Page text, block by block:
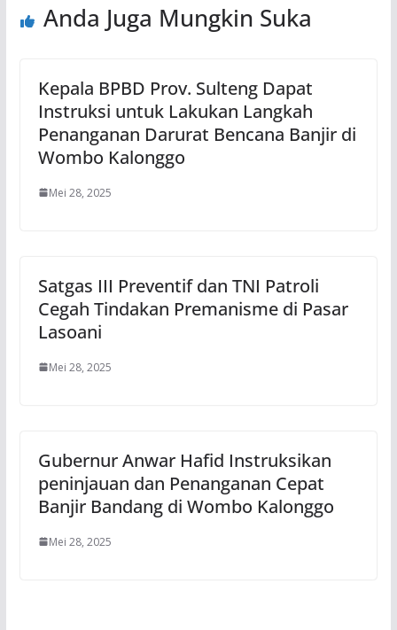
Anda Juga Mungkin Suka
Kepala BPBD Prov. Sulteng Dapat
Instruksi untuk Lakukan Langkah
Penanganan Darurat Bencana Banjir di
Wombo Kalonggo
Mei 28, 2025
Satgas III Preventif dan TNI Patroli
Cegah Tindakan Premanisme di Pasar
Lasoani
Mei 28, 2025
Gubernur Anwar Hafid Instruksikan
peninjauan dan Penanganan Cepat
Banjir Bandang di Wombo Kalonggo
Mei 28, 2025